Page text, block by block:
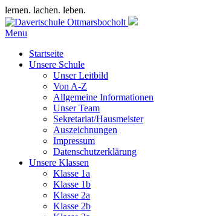
lernen. lachen. leben.
Menu
Startseite
Unsere Schule
Unser Leitbild
Von A-Z
Allgemeine Informationen
Unser Team
Sekretariat/Hausmeister
Auszeichnungen
Impressum
Datenschutzerklärung
Unsere Klassen
Klasse 1a
Klasse 1b
Klasse 2a
Klasse 2b